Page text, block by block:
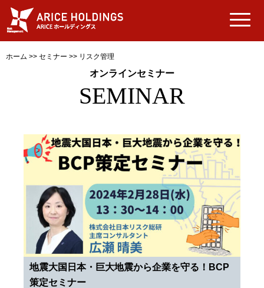
ホーム >> セミナー >> リスク管理
オンラインセミナー
SEMINAR
地震大国日本・巨大地震から企業を守る！BCP
策定セミナー